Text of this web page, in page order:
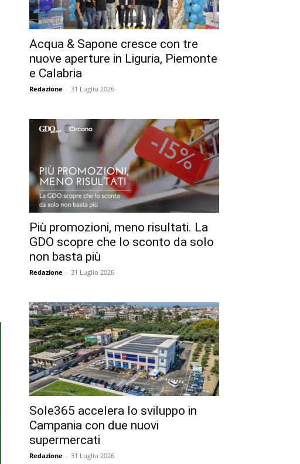
Acqua & Sapone cresce con tre
nuove aperture in Liguria, Piemonte
e Calabria
Redazione - 31 Luglio 2026
Più promozioni, meno risultati. La
GDO scopre che lo sconto da solo
non basta più
Redazione - 31 Luglio 2026
Sole365 accelera lo sviluppo in
Campania con due nuovi
supermercati
Redazione - 31 Luglio 2026